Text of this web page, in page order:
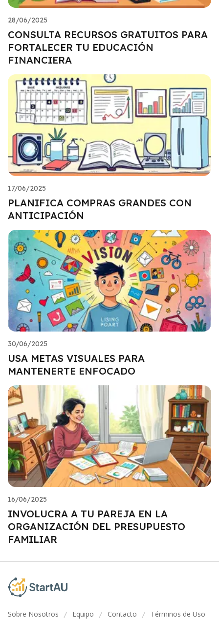
28/06/2025
CONSULTA RECURSOS GRATUITOS PARA
FORTALECER TU EDUCACIÓN
FINANCIERA
17/06/2025
PLANIFICA COMPRAS GRANDES CON
ANTICIPACIÓN
30/06/2025
USA METAS VISUALES PARA
MANTENERTE ENFOCADO
16/06/2025
INVOLUCRA A TU PAREJA EN LA
ORGANIZACIÓN DEL PRESUPUESTO
FAMILIAR
Sobre Nosotros / Equipo / Contacto / Términos de Uso